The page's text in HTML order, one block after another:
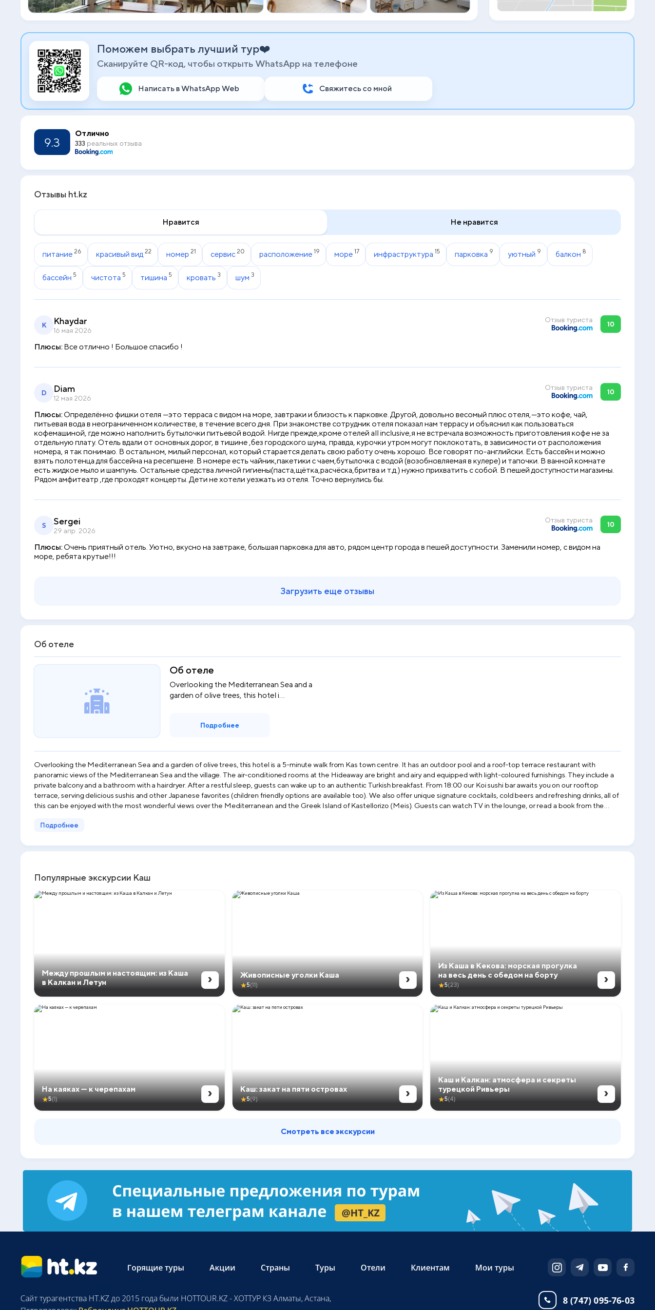
with the most wonderful views over the
Mediterranean and the Greek Island of
Kastellorizo (Meis). Guests can watch TV in
Поможем выбрать лучший тур❤️
Сканируйте QR-код, чтобы открыть WhatsApp на телефоне
Написать в WhatsApp Web Свяжитесь со мной
9.3
Отлично
333 реальных отзыва
Отзывы ht.kz
Нравится Не нравится
питание 26 красивый вид 22 номер 21 сервис 20 расположение 19 море 17 инфраструктура 15 парковка 9 уютный 9 балкон 8
бассейн 5 чистота 5 тишина 5 кровать 3 шум 3
K Khaydar
16 мая 2026
Отзыв туриста
10
Плюсы: Все отлично ! Большое спасибо !
D Diam
12 мая 2026
Отзыв туриста
10
Плюсы:Определённо фишки отеля —это терраса с видом на море, завтраки и близость к парковке. Другой, довольно весомый плюс отеля,—это кофе, чай,
питьевая вода в неограниченном количестве, в течение всего дня. При знакомстве сотрудник отеля показал нам террасу и объяснил как пользоваться
кофемашиной, где можно наполнить бутылочки питьевой водой. Нигде прежде,кроме отелей all inclusive,я не встречала возможность приготовления кофе не за
отдельную плату. Отель вдали от основных дорог, в тишине ,без городского шума, правда, курочки утром могут поклокотать, в зависимости от расположения
номера, я так понимаю. В остальном, милый персонал, который старается делать свою работу очень хорошо. Все говорят по-английски. Есть бассейн и можно
взять полотенца для бассейна на ресепшене. В номере есть чайник,пакетики с чаем,бутылочка с водой (возобновляемая в кулере) и тапочки. В ванной комнате
есть жидкое мыло и шампунь. Остальные средства личной гигиены(паста,щётка,расчёска,бритва и т.д.) нужно прихватить с собой. В пешей доступности магазины.
Рядом амфитеатр ,где проходят концерты. Дети не хотели уезжать из отеля. Точно вернулись бы.
S Sergei
29 апр. 2026
Отзыв туриста
10
Плюсы:Очень приятный отель. Уютно, вкусно на завтраке, большая парковка для авто, рядом центр города в пешей доступности. Заменили номер, с видом на
море, ребята крутые!!!
Загрузить еще отзывы
Об отеле
Об отеле
Overlooking the Mediterranean Sea and a
garden of olive trees, this hotel i...
Подробнее
Overlooking the Mediterranean Sea and a garden of olive trees, this hotel is a 5-minute walk from Kas town centre. It has an outdoor pool and a roof-top terrace restaurant with
panoramic views of the Mediterranean Sea and the village. The air-conditioned rooms at the Hideaway are bright and airy and equipped with light-coloured furnishings. They include a
private balcony and a bathroom with a hairdryer. After a restful sleep, guests can wake up to an authentic Turkish breakfast. From 18:00 our Koi sushi bar awaits you on our rooftop
terrace, serving delicious sushis and other Japanese favorites (children friendly options are available too). We also offer unique signature cocktails, cold beers and refreshing drinks, all of
this can be enjoyed with the most wonderful views over the Mediterranean and the Greek Island of Kastellorizo (Meis). Guests can watch TV in the lounge, or read a book from the
Подробнее
Популярные экскурсии Каш
Между прошлым и настоящим: из Каша
в Калкан и Летун
› Живописные уголки Каша
★5(11) ›
Из Каша в Кекова: морская прогулка
на весь день с обедом на борту
★5(23) ›
На каяках — к черепахам
★5(1) › Каш: закат на пяти островах
★5(9) ›
Каш и Калкан: атмосфера и секреты
турецкой Ривьеры
★5(4) ›
Смотреть все экскурсии
Горящие туры Акции Страны Туры Отели Клиентам Мои туры
8 (747) 095-76-03
Сайт турагентства HT.KZ до 2015 года были HOTTOUR.KZ - ХОТТУР КЗ Алматы, Астана,